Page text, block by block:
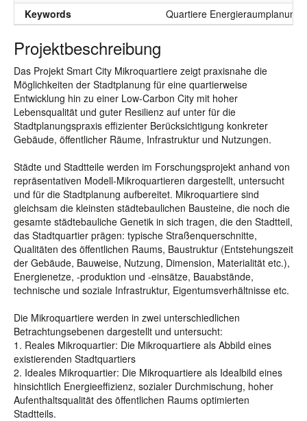
Keywords
Quartiere Energieraumplanung
Projektbeschreibung
Das Projekt Smart City Mikroquartiere zeigt praxisnahe die
Möglichkeiten der Stadtplanung für eine quartierweise
Entwicklung hin zu einer Low-Carbon City mit hoher
Lebensqualität und guter Resilienz auf unter für die
Stadtplanungspraxis effizienter Berücksichtigung konkreter
Gebäude, öffentlicher Räume, Infrastruktur und Nutzungen.
Städte und Stadtteile werden im Forschungsprojekt anhand von
repräsentativen Modell-Mikroquartieren dargestellt, untersucht
und für die Stadtplanung aufbereitet. Mikroquartiere sind
gleichsam die kleinsten städtebaulichen Bausteine, die noch die
gesamte städtebauliche Genetik in sich tragen, die den Stadtteil,
das Stadtquartier prägen: typische Straßenquerschnitte,
Qualitäten des öffentlichen Raums, Baustruktur (Entstehungszeit
der Gebäude, Bauweise, Nutzung, Dimension, Materialität etc.),
Energienetze, -produktion und -einsätze, Bauabstände,
technische und soziale Infrastruktur, Eigentumsverhältnisse etc.
Die Mikroquartiere werden in zwei unterschiedlichen
Betrachtungsebenen dargestellt und untersucht:
1. Reales Mikroquartier: Die Mikroquartiere als Abbild eines
existierenden Stadtquartiers
2. Ideales Mikroquartier: Die Mikroquartiere als Idealbild eines
hinsichtlich Energieeffizienz, sozialer Durchmischung, hoher
Aufenthaltsqualität des öffentlichen Raums optimierten
Stadtteils.